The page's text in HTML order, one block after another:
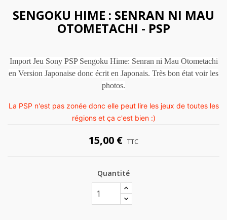
SENGOKU HIME : SENRAN NI MAU
OTOMETACHI - PSP
Import Jeu Sony PSP Sengoku Hime: Senran ni Mau Otometachi
en Version Japonaise donc écrit en Japonais. Très bon état voir les
photos.
La PSP n'est pas zonée donc elle peut lire les jeux de toutes les
régions et ça c'est bien :)
15,00 € TTC
Quantité